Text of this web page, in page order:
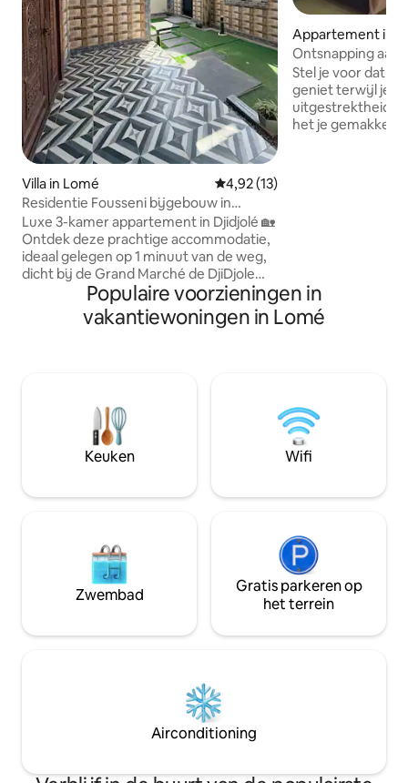
Villa in Lomé Gemiddelde beoordeling van
4,92 (13)
Residentie Fousseni bijgebouw in
DjiDjole
Luxe 3-kamer appartement in Djidjolé 🏡
Ontdek deze prachtige accommodatie,
ideaal gelegen op 1 minuut van de weg,
dicht bij de Grand Marché de DjiDjole
voor je aankopen. Sterke ✨ punten: Alle
slaapkamers met airconditioning voor
totaal comfort. Ruime woonkamer met
Elektriciteit is de verantwoordelijkheid
van de huurder. Laat het me gewoon
weten als je twijfels hebt over je keuze;
we vinden wel een oplossing.
Appartement in
Ontsnapping aan
kalm, veilig
Stel je voor dat je
geniet terwijl je
uitgestrektheid van
het je
voorzieningen,
een comfortabel,
Populaire voorzieningen in
vakantiewoningen in Lomé
Keuken Wifi
Zwembad
Gratis parkeren op
het terrein
Airconditioning